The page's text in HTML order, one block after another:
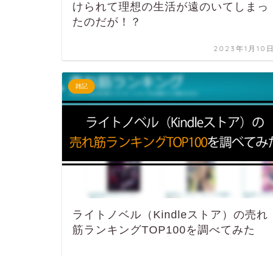
けられて理想の生活が遠のいてしまっ
たのだが！？
2023年1月10日
雑記
ライトノベル（Kindleストア）の売れ
筋ランキングTOP100を調べてみた